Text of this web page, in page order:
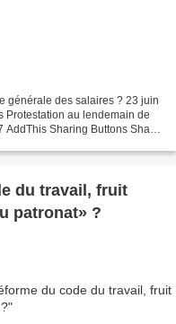
générale des salaires ? 23 juin
Protestation au lendemain de
AddThis Sharing Buttons Share
du travail, fruit
patronat» ?